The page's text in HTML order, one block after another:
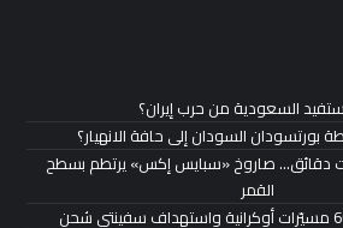
السعودية من حرب إيران؟
السودان إلى حافة الانهيار؟
دقائق… صاروخ «سبايس إكس» يرتطم بسطح
القمر